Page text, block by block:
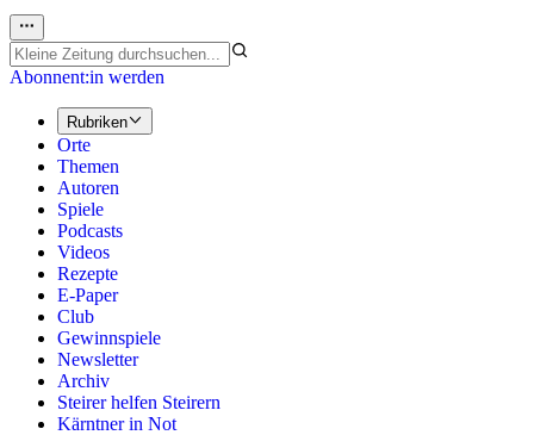
Abonnent:in werden
Rubriken
Orte
Themen
Autoren
Spiele
Podcasts
Videos
Rezepte
E-Paper
Club
Gewinnspiele
Newsletter
Archiv
Steirer helfen Steirern
Kärntner in Not